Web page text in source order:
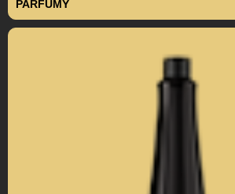
PARFUMY